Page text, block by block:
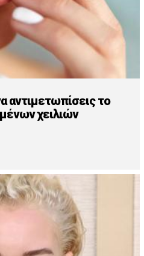
αντιμετωπίσεις το
χειλιών